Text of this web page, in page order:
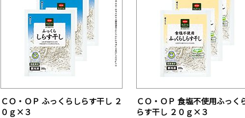
ＣＯ・ＯＰ ふっくらしらす干し ２
０ｇ×３
ＣＯ・ＯＰ 食塩不使用ふっく
らす干し ２０ｇ×３